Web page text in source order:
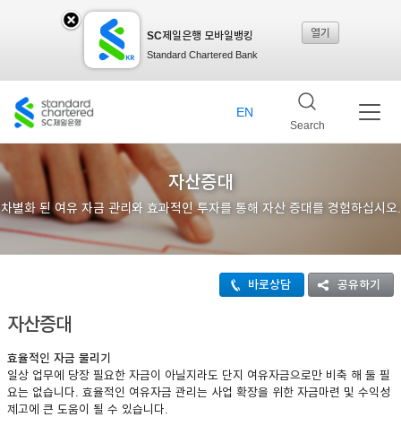
SC제일은행 모바일뱅킹
Standard Chartered Bank
열기
제일
모바
킹레
Search
EN
자산증대
차별화 된 여유 자금 관리와 효과적인 투자를 통해 자산 증대를 경험하십시오.
바로상담 공유하기
자산증대
효율적인 자금 불리기
일상 업무에 당장 필요한 자금이 아닐지라도 단지 여유자금으로만 비축 해 둘 필
요는 없습니다. 효율적인 여유자금 관리는 사업 확장을 위한 자금마련 및 수익성
제고에 큰 도움이 될 수 있습니다.